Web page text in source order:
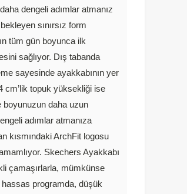
dengeli adımlar atmanız
sınırsız form
tüm gün boyunca ilk
sağlıyor. Dış tabanda
sayesinde ayakkabının yer
cm’lik topuk yüksekliği ise
boyunuzun daha uzun
adımlar atmanıza
kısmındaki ArchFit logosu
Skechers Ayakkabı
çamaşırlarla, mümkünse
hassas programda, düşük